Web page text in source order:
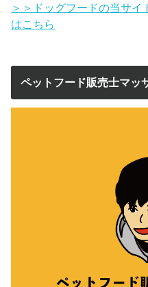
＞＞ドッグフードの当サイ
はこちら
ペットフード販売士マッ